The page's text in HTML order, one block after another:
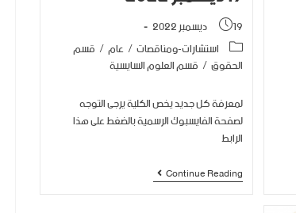
19 ديسمبر 2022
استشارات-ومناقصات/عام/ قسم
الحقوق/ قسم العلوم السايسية
لمعرفة كل جديد يخص الكلية يرجى التوجه
لصفحة الفايسبوك الرسمية بالضغط على هذا
الرابط
Continue Reading